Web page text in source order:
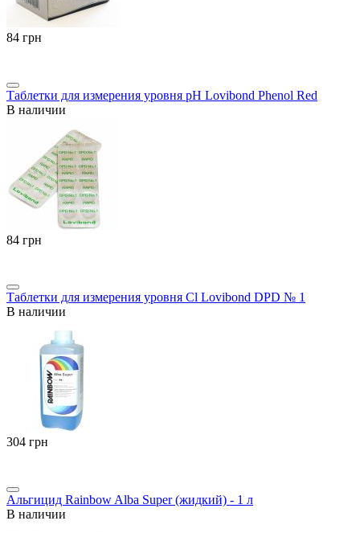
‍84‍ грн
Таблетки для измерения уровня pH Lovibond Phenol Red
В наличии
‍84‍ грн
Таблетки для измерения уровня Cl Lovibond DPD № 1
В наличии
‍304‍ грн
Альгицид Rainbow Alba Super (жидкий) - 1 л
В наличии